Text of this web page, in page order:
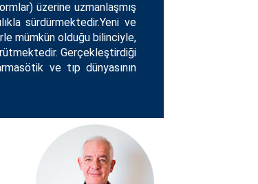
üzerine uzmanlaşmış
sürdürmektedir.Yeni ve
mümkün olduğu bilinciyle,
Gerçekleştirdiği
ve tıp dünyasının